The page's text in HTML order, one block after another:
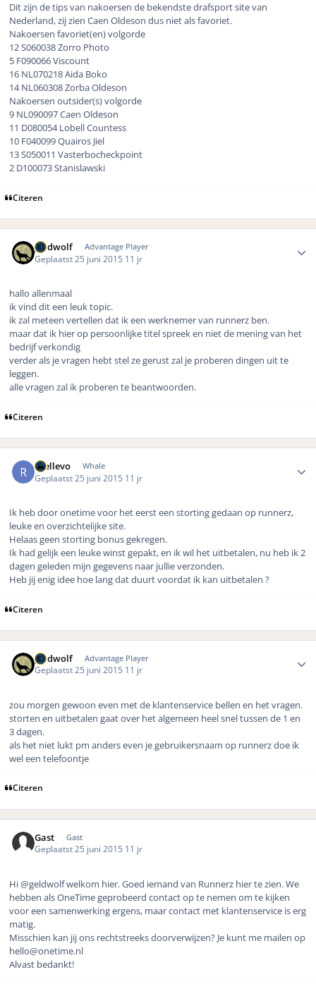
Dit zijn de tips van nakoersen de bekendste drafsport site van
Nederland, zij zien Caen Oldeson dus niet als favoriet.
Nakoersen favoriet(en) volgorde
12 S060038 Zorro Photo
5 F090066 Viscount
16 NL070218 Aida Boko
14 NL060308 Zorba Oldeson
Nakoersen outsider(s) volgorde
9 NL090097 Caen Oldeson
11 D080054 Lobell Countess
10 F040099 Quairos Jiel
13 S050011 Vasterbocheckpoint
2 D100073 Stanislawski
Citeren
geldwolf Advantage Player
Geplaatst 25 juni 2015 11 jr
hallo allenmaal
ik vind dit een leuk topic.
ik zal meteen vertellen dat ik een werknemer van runnerz ben.
maar dat ik hier op persoonlijke titel spreek en niet de mening van het
bedrijf verkondig
verder als je vragen hebt stel ze gerust zal je proberen dingen uit te
leggen.
alle vragen zal ik proberen te beantwoorden.
Citeren
rhellevo Whale
Geplaatst 25 juni 2015 11 jr
Ik heb door onetime voor het eerst een storting gedaan op runnerz,
leuke en overzichtelijke site.
Helaas geen storting bonus gekregen.
Ik had gelijk een leuke winst gepakt, en ik wil het uitbetalen, nu heb ik 2
dagen geleden mijn gegevens naar jullie verzonden.
Heb jij enig idee hoe lang dat duurt voordat ik kan uitbetalen ?
Citeren
geldwolf Advantage Player
Geplaatst25 juni 2015 11 jr
zou morgen gewoon even met de klantenservice bellen en het vragen.
storten en uitbetalen gaat over het algemeen heel snel tussen de 1 en
3 dagen.
als het niet lukt pm anders even je gebruikersnaam op runnerz doe ik
wel een telefoontje
Citeren
Gast Gast
Geplaatst25 juni 2015 11 jr
Hi @geldwolf welkom hier. Goed iemand van Runnerz hier te zien. We
hebben als OneTime geprobeerd contact op te nemen om te kijken
voor een samenwerking ergens, maar contact met klantenservice is erg
matig.
Misschien kan jij ons rechtstreeks doorverwijzen? Je kunt me mailen op
hello@onetime.nl
Alvast bedankt!